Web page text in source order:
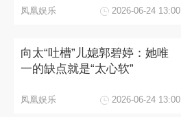
凤凰娱乐 2026-06-24 13:00
向太“吐槽”儿媳郭碧婷：她唯
一的缺点就是“太心软”
凤凰娱乐 2026-06-24 13:00